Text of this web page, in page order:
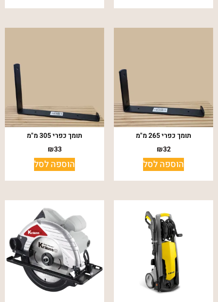
תומך כפרי 265 מ"מ
₪32
הוספה לסל
תומך כפרי 305 מ"מ
₪33
הוספה לסל